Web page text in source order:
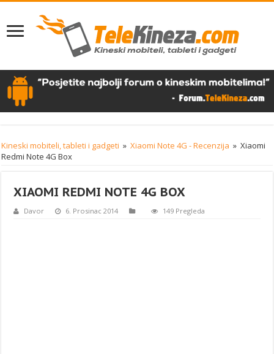
Kineski mobiteli, tableti i gadgeti » Xiaomi Note 4G - Recenzija » Xiaomi
Redmi Note 4G Box
XIAOMI REDMI NOTE 4G BOX
Davor 6. Prosinac 2014 149 Pregleda